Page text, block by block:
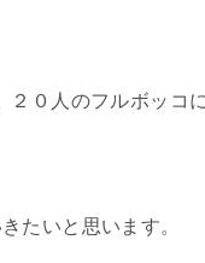
２０人のフルボッコ
たいと思います。